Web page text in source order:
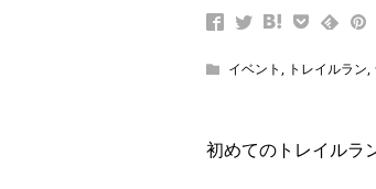
イベント , トレイルラン,
初めてのトレイルラ